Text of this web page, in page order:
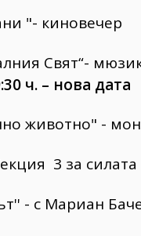
"- киновечер
Свят“-
ч. – нова дата
животно" -
3 за
- с Мариан